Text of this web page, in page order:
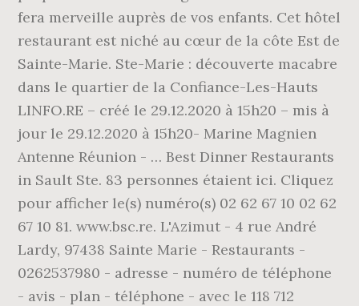
fera merveille auprès de vos enfants. Cet hôtel
restaurant est niché au cœur de la côte Est de
Sainte-Marie. Ste-Marie : découverte macabre
dans le quartier de la Confiance-Les-Hauts
LINFO.RE – créé le 29.12.2020 à 15h20 – mis à
jour le 29.12.2020 à 15h20- Marine Magnien
Antenne Réunion - … Best Dinner Restaurants
in Sault Ste. 83 personnes étaient ici. Cliquez
pour afficher le(s) numéro(s) 02 62 67 10 02 62
67 10 81. www.bsc.re. L'Azimut - 4 rue André
Lardy, 97438 Sainte Marie - Restaurants -
0262537980 - adresse - numéro de téléphone
- avis - plan - téléphone - avec le 118 712